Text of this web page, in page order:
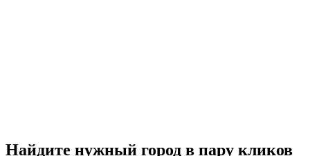
Найдите нужный город в пару кликов